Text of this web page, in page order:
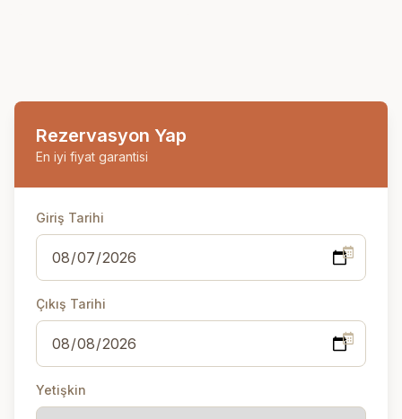
Rezervasyon Yap
En iyi fiyat garantisi
Giriş Tarihi
Çıkış Tarihi
Yetişkin